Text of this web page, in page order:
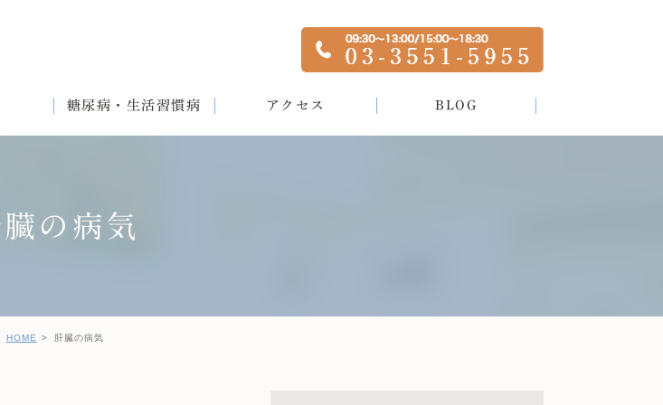
糖尿病・生活習慣病
健診後の治療について
アクセス BLOG
臓の病気
HOME 肝臓の病気